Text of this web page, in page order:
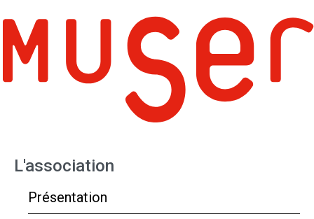
L'association
Présentation